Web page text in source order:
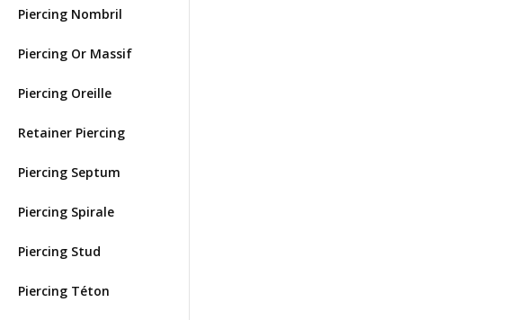
Piercing Nombril
Piercing Or Massif
Piercing Oreille
Retainer Piercing
Piercing Septum
Piercing Spirale
Piercing Stud
Piercing Téton